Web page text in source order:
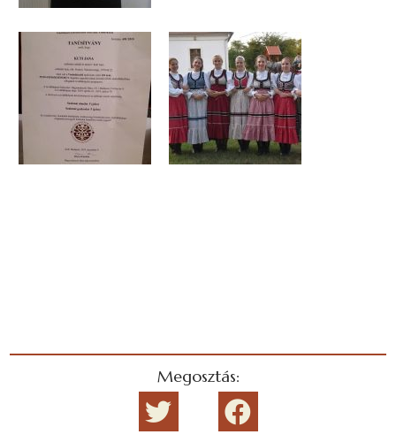
Megosztás:
Délikert Napsugár Tácegyüttes
Pavane Zászlóforgató csoport
Nemzeti Ünnepek, városi ünnepségek, országos
fesztiválok, helyi rendezvények egyik legnépszerűbb